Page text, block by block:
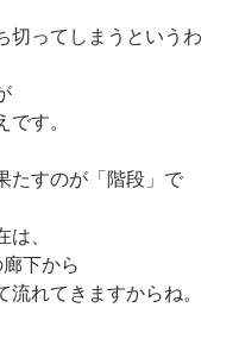
切ってしまうというわ
す。
たすのが「階段」で
、
下から
れてきますからね。